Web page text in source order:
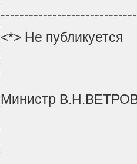
<*> Не публикуется
Министр